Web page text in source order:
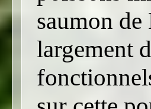
saumon
largement